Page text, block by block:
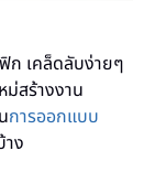
เคล็ดลับง่ายๆ
ม่สร้างงาน
การออกแบบ
าง